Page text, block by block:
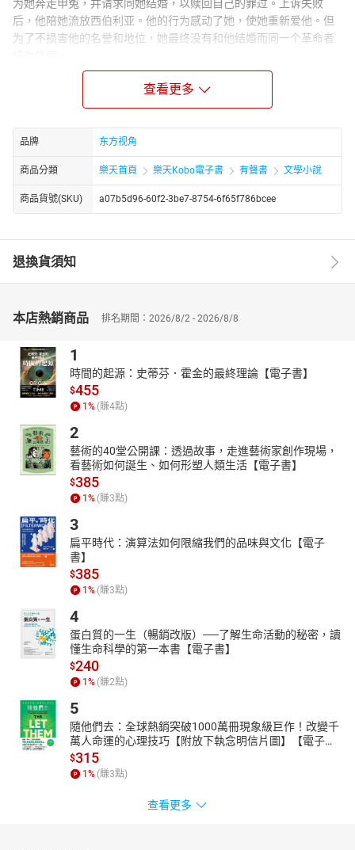
为她奔走申冤，并请求同她结婚，以赎回自己的罪过。上诉失败
后，他陪她流放西伯利亚。他的行为感动了她，使她重新爱他。但
为了不损害他的名誉和地位，她最终没有和他结婚而同一个革命者
托尔斯泰（1828年—1910年），小说家、评论家、剧作家和哲学
泰这个贵族家族中最有影响力的一位。代表作：《战争与和平》
《安娜·卡列尼娜》《复活》《一个地主的早晨》等。
查看更多
品牌 东方视角
商品分類 樂天首頁 樂天Kobo電子書 有聲書 文學小說
商品貨號(SKU) a07b5d96-60f2-3be7-8754-6f65f786bcee
退換貨須知
本店熱銷商品 排名期間：2026/8/2 - 2026/8/8
1
時間的起源：史蒂芬．霍金的最終理論【電子書】
$455
1 % (賺4點)
2
藝術的40堂公開課：透過故事，走進藝術家創作現場，
看藝術如何誕生、如何形塑人類生活【電子書】
$385
1 % (賺3點)
3
扁平時代：演算法如何限縮我們的品味與文化【電子
書】
$385
1 % (賺3點)
4
蛋白質的一生（暢銷改版）──了解生命活動的秘密，讀
懂生命科學的第一本書【電子書】
$240
1 % (賺2點)
5
隨他們去：全球熱銷突破1000萬冊現象級巨作！改變千
萬人命運的心理技巧【附放下執念明信片圖】【電子
書】
$315
1 % (賺3點)
查看更多